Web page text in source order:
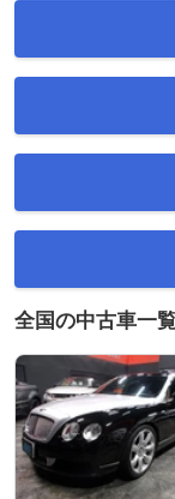
全国の中古車一